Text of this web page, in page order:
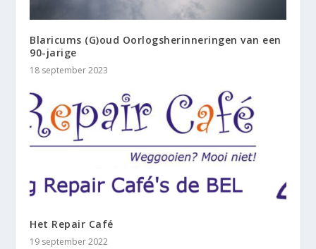
Blaricums (G)oud Oorlogsherinneringen van een
90-jarige
18 september 2023
Het Repair Café
19 september 2022